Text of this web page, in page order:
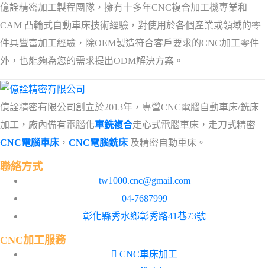
億詮精密加工製程團隊，擁有十多年CNC複合加工機專業和
CAM 凸輪式自動車床技術經驗，對使用於各個產業或領域的零
件具豐富加工經驗，除OEM製造符合客戶要求的CNC加工零件
外，也能夠為您的需求提出ODM解決方案。
億詮精密有限公司創立於2013年，專營CNC電腦自動車床/銑床
加工，廠內備有電腦化車銑複合走心式電腦車床，走刀式精密
CNC電腦車床 ， CNC電腦銑床 及精密自動車床。
聯絡方式
tw1000.cnc@gmail.com
04-7687999
彰化縣秀水鄉彰秀路41巷73號
CNC加工服務
CNC車床加工